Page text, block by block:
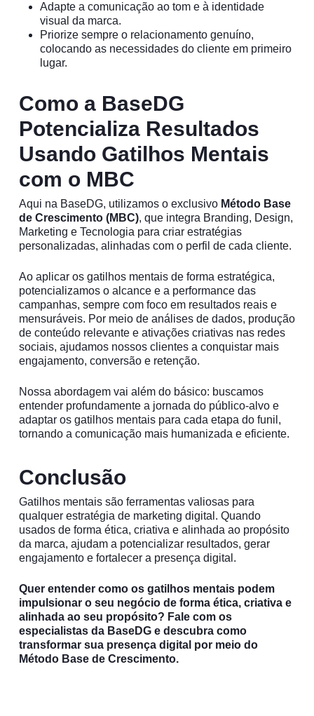
Adapte a comunicação ao tom e à identidade
visual da marca.
Priorize sempre o relacionamento genuíno,
colocando as necessidades do cliente em primeiro
lugar.
Como a BaseDG
Potencializa Resultados
Usando Gatilhos Mentais
com o MBC
Aqui na BaseDG, utilizamos o exclusivo Método Base
de Crescimento (MBC), que integra Branding, Design,
Marketing e Tecnologia para criar estratégias
personalizadas, alinhadas com o perfil de cada cliente.
Ao aplicar os gatilhos mentais de forma estratégica,
potencializamos o alcance e a performance das
campanhas, sempre com foco em resultados reais e
mensuráveis. Por meio de análises de dados, produção
de conteúdo relevante e ativações criativas nas redes
sociais, ajudamos nossos clientes a conquistar mais
engajamento, conversão e retenção.
Nossa abordagem vai além do básico: buscamos
entender profundamente a jornada do público-alvo e
adaptar os gatilhos mentais para cada etapa do funil,
tornando a comunicação mais humanizada e eficiente.
Conclusão
Gatilhos mentais são ferramentas valiosas para
qualquer estratégia de marketing digital. Quando
usados de forma ética, criativa e alinhada ao propósito
da marca, ajudam a potencializar resultados, gerar
engajamento e fortalecer a presença digital.
Quer entender como os gatilhos mentais podem
impulsionar o seu negócio de forma ética, criativa e
alinhada ao seu propósito? Fale com os
especialistas da BaseDG e descubra como
transformar sua presença digital por meio do
Método Base de Crescimento.